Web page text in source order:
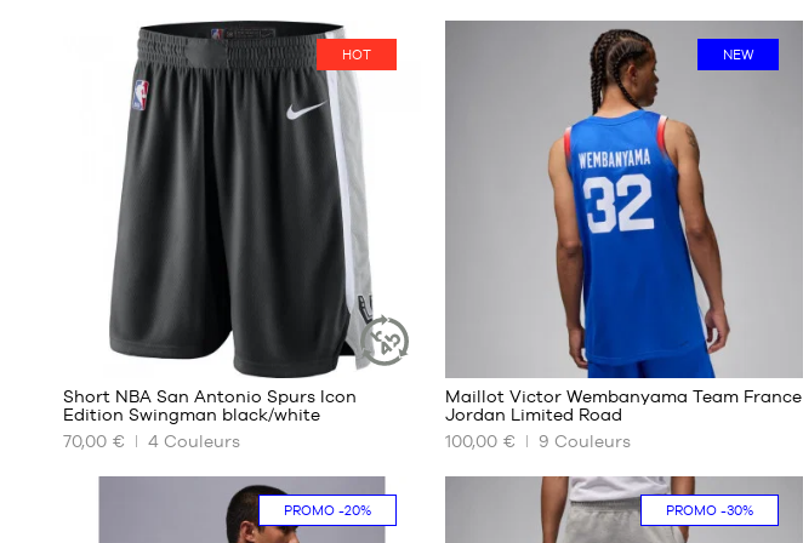
HOT
NOS
Short NBA San Antonio Spurs Icon
Edition Swingman black/white
70,00 €
4Couleurs
NEW
NOS
DISPONIBLES
127
Maillot Victor Wembanyama Team France
Jordan Limited Road
100,00 €
9 Couleurs
PROMO -20% PROMO -30%